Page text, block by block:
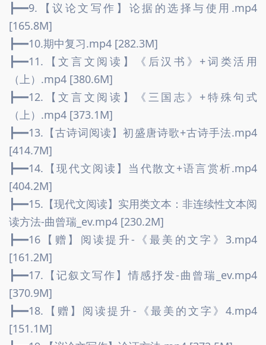
┣━━9.【议论文写作】论据的选择与使用.mp4
[165.8M]
┣━━10.期中复习.mp4 [282.3M]
┣━━11.【文言文阅读】《后汉书》+词类活用
（上）.mp4 [380.6M]
┣━━12.【文言文阅读】《三国志》+特殊句式
（上）.mp4 [373.1M]
┣━━13.【古诗词阅读】初盛唐诗歌+古诗手法.mp4
[414.7M]
┣━━14.【现代文阅读】当代散文+语言赏析.mp4
[404.2M]
┣━━15.【现代文阅读】实用类文本：非连续性文本阅
读方法-曲曾瑞_ev.mp4 [230.2M]
┣━━16【赠】阅读提升-《最美的文字》3.mp4
[161.2M]
┣━━17.【记叙文写作】情感抒发-曲曾瑞_ev.mp4
[370.9M]
┣━━18.【赠】阅读提升-《最美的文字》4.mp4
[151.1M]